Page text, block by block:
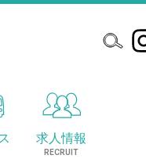
求人情報
RECRUIT